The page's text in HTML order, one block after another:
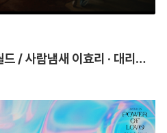
이상하고 아름다운 2X9 월드 / 사람냄새 이효리 · 대리운전 브이로그 · 러브빌런 · 세마리